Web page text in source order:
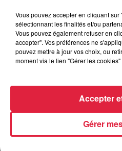
Evasion Baby Spaest au 47
Haguenau
à 16h47 Anne-Sophie Martin
Vous pouvez accepter en cliquant
sélectionnant les finalités et/ou
Vous pouvez également refuser en
accepter". Vos préférences ne
pouvez mettre à jour vos choix, ou
moment via le lien "Gérer les
Gérer
Accepter